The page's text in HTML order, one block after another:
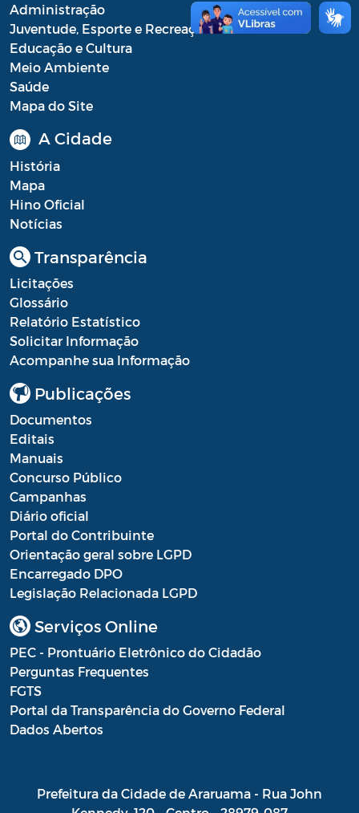
Administração
Juventude, Esporte e Recreação
Educação e Cultura
Meio Ambiente
Saúde
Mapa do Site
A Cidade
História
Mapa
Hino Oficial
Notícias
Transparência
Licitações
Glossário
Relatório Estatístico
Solicitar Informação
Acompanhe sua Informação
Publicações
Documentos
Editais
Manuais
Concurso Público
Campanhas
Diário oficial
Portal do Contribuinte
Orientação geral sobre LGPD
Encarregado DPO
Legislação Relacionada LGPD
Serviços Online
PEC - Prontuário Eletrônico do Cidadão
Perguntas Frequentes
FGTS
Portal da Transparência do Governo Federal
Dados Abertos
Prefeitura da Cidade de Araruama - Rua John